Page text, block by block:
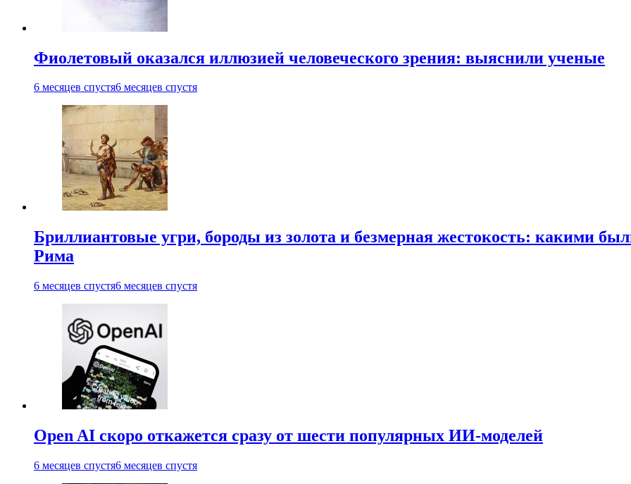
Фиолетовый оказался иллюзией человеческого зрения: выяснили ученые
6 месяцев спустя6 месяцев спустя
Бриллиантовые угри, бороды из золота и безмерная жестокость: какими
Рима
6 месяцев спустя6 месяцев спустя
Open AI скоро откажется сразу от шести популярных ИИ-моделей
6 месяцев спустя6 месяцев спустя